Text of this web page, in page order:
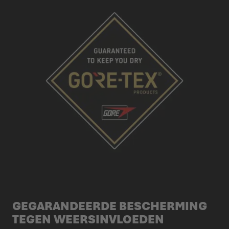
GEGARANDEERDE BESCHERMING
TEGEN WEERSINVLOEDEN